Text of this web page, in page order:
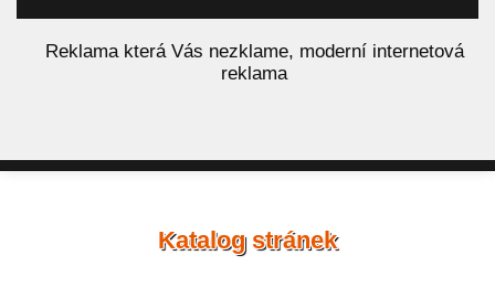
Reklama která Vás nezklame, moderní internetová
reklama
Katalog stránek